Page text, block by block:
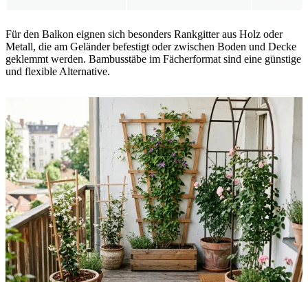
Für den Balkon eignen sich besonders Rankgitter aus Holz oder
Metall, die am Geländer befestigt oder zwischen Boden und Decke
geklemmt werden. Bambusstäbe im Fächerformat sind eine günstige
und flexible Alternative.